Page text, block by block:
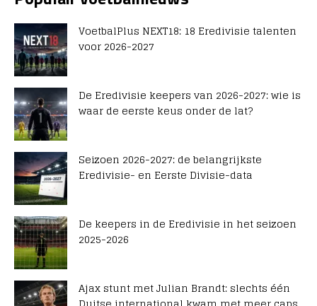
VoetbalPlus NEXT18: 18 Eredivisie talenten
voor 2026-2027
De Eredivisie keepers van 2026-2027: wie is
waar de eerste keus onder de lat?
Seizoen 2026-2027: de belangrijkste
Eredivisie- en Eerste Divisie-data
De keepers in de Eredivisie in het seizoen
2025-2026
Ajax stunt met Julian Brandt: slechts één